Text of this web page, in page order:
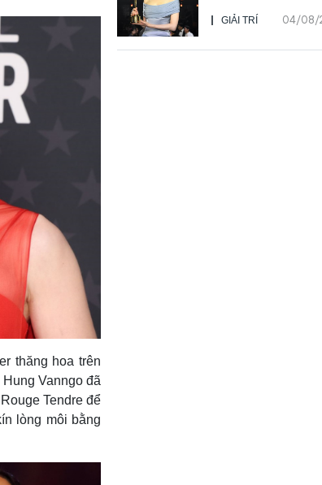
thăng hoa trên
Vanngo đã
Tendre để
lòng môi bằng
GIẢI TRÍ 04/08/
Go Eun chiến
Daesang, niềm vui
nhân đôi của